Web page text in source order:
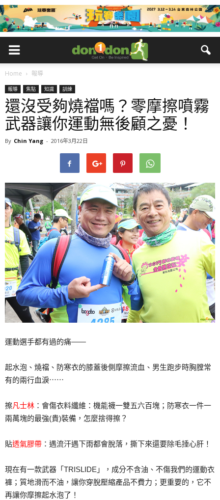
Home 報導
報導 焦點 知識 訓練
還沒受夠燒襠嗎？零摩擦噴霧
武器讓你運動無後顧之憂！
By Chin Yang - 2016年3月22日
運動選手都有過的痛——
起水泡、燒襠、防寒衣的膝蓋後側摩擦流血、男生跑步時胸膛常
有的兩行血淚⋯⋯
擦凡士林 ：會傷衣料纖維：機能襪一雙五六百塊；防寒衣一件一
兩萬塊的最強(貴)裝備，怎麼捨得擦？
貼透氣膠帶 ：遇流汗遇下雨都會脫落，撕下來還要除毛捶心肝！
現在有一款武器「TRISLIDE」，成分不含油、不傷我們的運動衣
褲；質地滑而不油，讓你穿脫壓縮產品不費力；更重要的，它不
再讓你摩擦起水泡了！